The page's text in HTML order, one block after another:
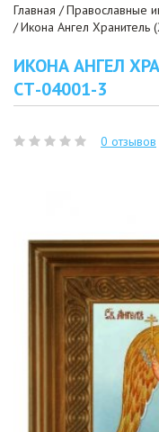
Главная
Православные
Икона Ангел
ИКОНА АНГЕЛ
СТ-04001-3
0 отзывов